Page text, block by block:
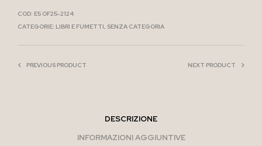
COD: E5 OF25-2124
CATEGORIE: LIBRI E FUMETTI SENZA CATEGORIA
PREVIOUS PRODUCT NEXT PRODUCT
DESCRIZIONE
INFORMAZIONI AGGIUNTIVE